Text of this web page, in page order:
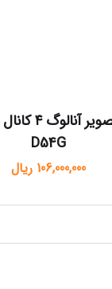
D54G
106,000,000 ریال